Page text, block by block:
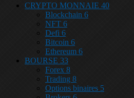
CRYPTO MONNAIE 40
Blockchain 6
NFT 6
Defi 6
Bitcoin 6
Ethereum 6
BOURSE 33
Forex 8
Trading 8
Options binaires 5